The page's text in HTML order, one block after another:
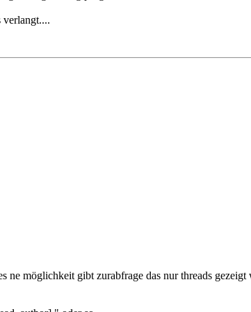
verlangt....
möglichkeit gibt zurabfrage das nur threads gezeigt